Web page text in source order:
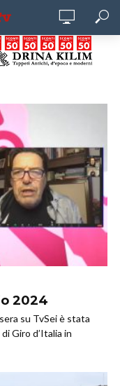
2024
su TvSei è stata
Giro d’Italia in